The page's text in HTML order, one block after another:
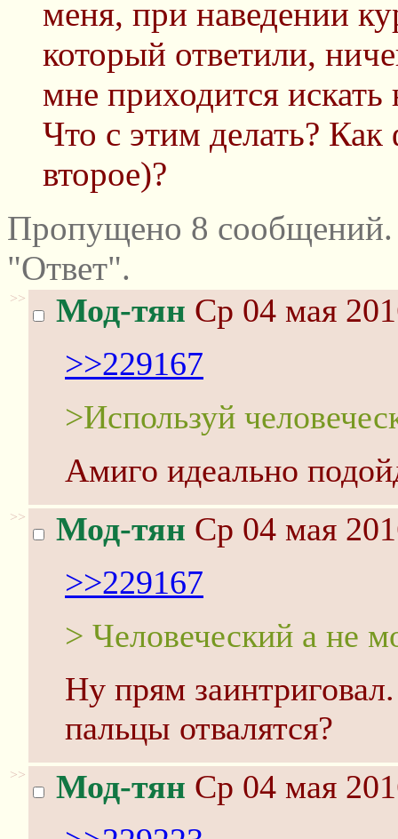
меня, при наведении
который ответили,
мне приходится
Что с этим делать?
второе)?
Пропущено 8
"Ответ".
>> Мод-тян Ср 04 мая
>>229167
>Используй
Амиго идеально
>> Мод-тян Ср 04 мая
>>229167
> Человеческий а не
Ну прям
пальцы отвалятся?
>> Мод-тян Ср 04 мая